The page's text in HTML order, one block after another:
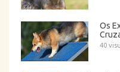
Os
40